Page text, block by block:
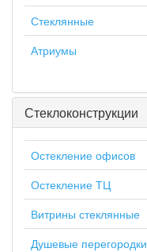
Стеклянные
Атриумы
Стеклоконструкции
Остекление офисов
Остекление ТЦ
Витрины стеклянные
Душевые перегородки